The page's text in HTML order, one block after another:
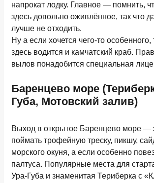
напрокат лодку. Главное — помнить,
здесь довольно оживлённое, так что
лучше не отходить.
Ну а если хочется чего-то особенного,
здесь водится и камчатский краб.
вылов понадобится специальная
Баренцево море
Губа, Мотовский залив)
Выход в открытое Баренцево море —
поймать трофейную треску, пикшу,
морского окуня, а если особенно
палтуса. Популярные места для
Ура-Губа и знаменитая Териберка с